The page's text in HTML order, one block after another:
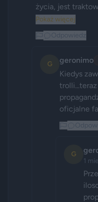
życia, jest
Pokaż więcej
G geronimo
Kiedys
oficjalne
G
1